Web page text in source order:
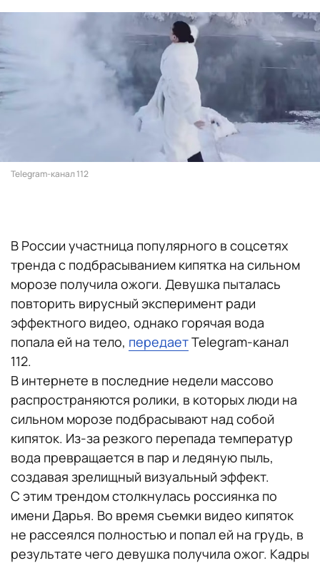
Telegram-канал 112
В России участница популярного в соцсетях
тренда с подбрасыванием кипятка на сильном
морозе получила ожоги. Девушка пыталась
повторить вирусный эксперимент ради
эффектного видео, однако горячая вода
попала ей на тело, передаетTelegram-канал
112.
В интернете в последние недели массово
распространяются ролики, в которых люди на
сильном морозе подбрасывают над собой
кипяток. Из-за резкого перепада температур
вода превращается в пар и ледяную пыль,
создавая зрелищный визуальный эффект.
С этим трендом столкнулась россиянка по
имени Дарья. Во время съемки видео кипяток
не рассеялся полностью и попал ей на грудь, в
результате чего девушка получила ожог. Кадры